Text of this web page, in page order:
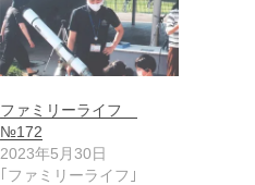
ファミリーライフ
№172
2023年5月30日
｢ファミリーライフ｣